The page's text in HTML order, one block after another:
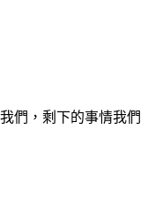
們，剩下的事情我們